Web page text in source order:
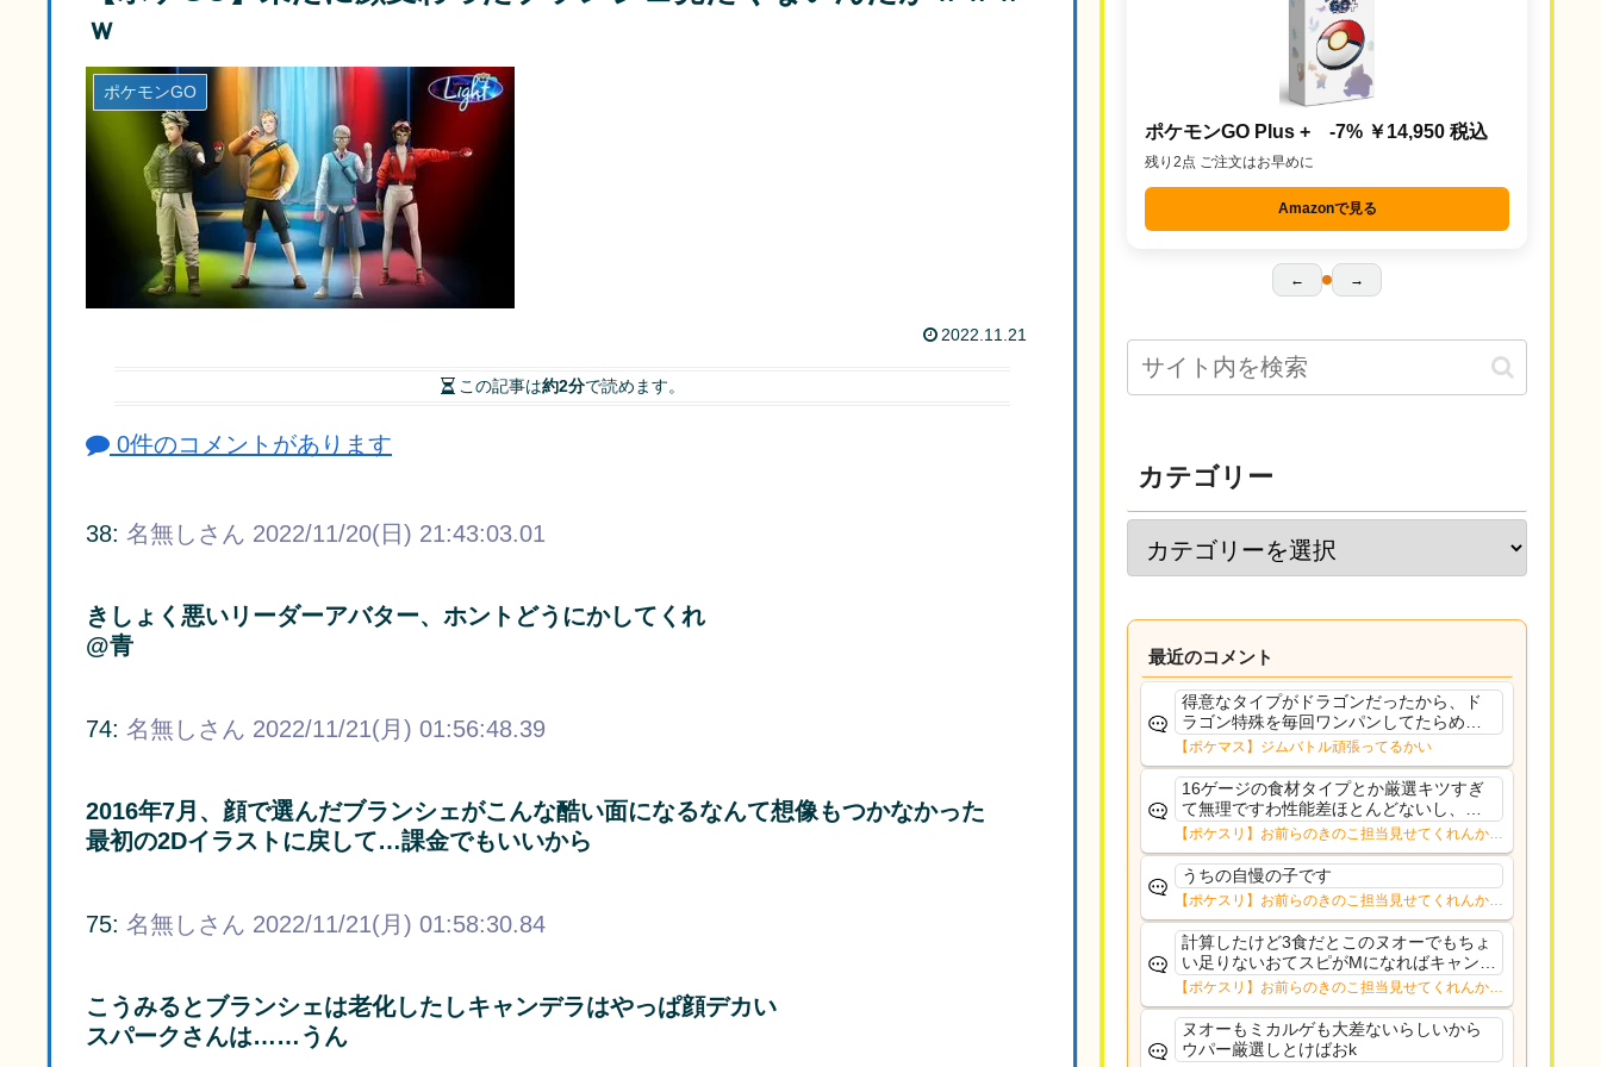
ｗ
ポケモンGO
2022.11.21
この記事は約2分で読めます。
0件のコメントがあります
38: 名無しさん 2022/11/20(日) 21:43:03.01
きしょく悪いリーダーアバター、ホントどうにかしてくれ
@青
74: 名無しさん 2022/11/21(月) 01:56:48.39
2016年7月、顔で選んだブランシェがこんな酷い面になるなんて想像もつかなかった
最初の2Dイラストに戻して…課金でもいいから
75: 名無しさん 2022/11/21(月) 01:58:30.84
こうみるとブランシェは老化したしキャンデラはやっぱ顔デカい
スパークさんは……うん
ポケモンGO Plus + -7% ￥14,950 税込
残り2点 ご注文はお早めに
Amazonで見る
← →
カテゴリー
最近のコメント
得意なタイプがドラゴンだったから、ド
ラゴン特殊を毎回ワンパンしてたらめち
ゃくちゃ感謝された。急所確定のオンパ
レードの中活躍してくれてサンキュー超
覚醒カキツバタ
【ポケマス】ジムバトル頑張ってるかい
16ゲージの食材タイプとか厳選キツすぎ
て無理ですわ性能差ほとんどないし、食
材タイプのスキルなら元気チャージの方
が嬉しいからヌオーになるよね
【ポケスリ】お前らのきのこ担当見せてくれんか…
うちの自慢の子です
【ポケスリ】お前らのきのこ担当見せてくれんか…
計算したけど3食だとこのヌオーでもちょ
い足りないおてスピがMになればキャンチ
ケ前提なら日給98個で足りる量幸いラグ
ラージ、バシャーモあたりがキノコ拾っ
てくる個体なら補助にはなる点か
【ポケスリ】お前らのきのこ担当見せてくれんか…
ヌオーもミカルゲも大差ないらしいから
ウパー厳選しとけばおk